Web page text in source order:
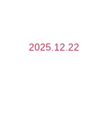
2025.12.22